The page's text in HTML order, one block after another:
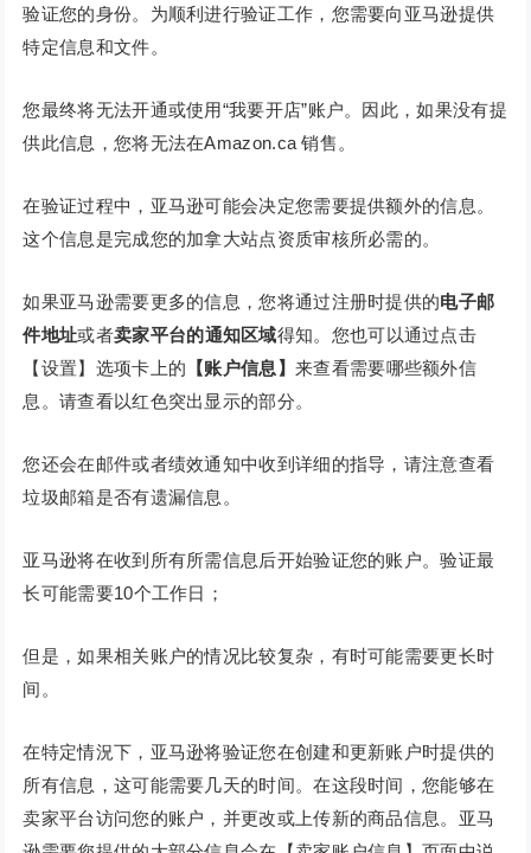
验证您的身份。为顺利进行验证工作，您需要向亚马逊提供
特定信息和文件。
您最终将无法开通或使用“我要开店”账户。因此，如果没有提
供此信息，您将无法在Amazon.ca 销售。
在验证过程中，亚马逊可能会决定您需要提供额外的信息。
这个信息是完成您的加拿大站点资质审核所必需的。
如果亚马逊需要更多的信息，您将通过注册时提供的电子邮
件地址或者卖家平台的通知区域得知。您也可以通过点击
【设置】选项卡上的 【账户信息】 来查看需要哪些额外信
息。请查看以红色突出显示的部分。
您还会在邮件或者绩效通知中收到详细的指导，请注意查看
垃圾邮箱是否有遗漏信息。
亚马逊将在收到所有所需信息后开始验证您的账户。验证最
长可能需要10个工作日；
但是，如果相关账户的情况比较复杂，有时可能需要更长时
间。
在特定情況下，亚马逊将验证您在创建和更新账户时提供的
所有信息，这可能需要几天的时间。在这段时间，您能够在
卖家平台访问您的账户，并更改或上传新的商品信息。亚马